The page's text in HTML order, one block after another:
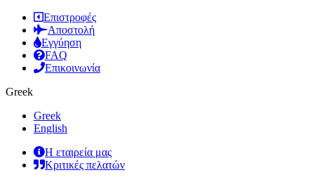
Επιστροφές
Αποστολή
Εγγύηση
FAQ
Επικοινωνία
Greek
Greek
English
Η εταιρεία μας
Κριτικές πελατών